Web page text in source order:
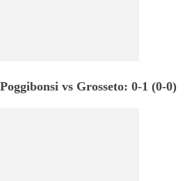
Poggibonsi vs Grosseto: 0-1 (0-0)